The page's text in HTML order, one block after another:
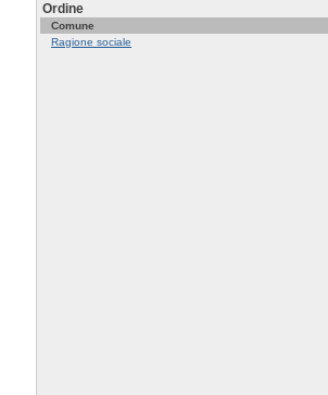
Ordine
Comune
Ragione sociale